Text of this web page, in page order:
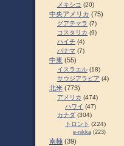
メキシコ (20)
中央アメリカ (75)
グアテマラ (7)
コスタリカ (9)
ハイチ (4)
パナマ (7)
中東 (55)
イスラエル (18)
サウジアラビア (4)
北米 (773)
アメリカ (474)
ハワイ (47)
カナダ (304)
トロント (224)
e-nikka (223)
南極 (39)